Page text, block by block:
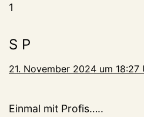
1
S P
21. November 2024 um 18:27
Einmal mit Profis…..